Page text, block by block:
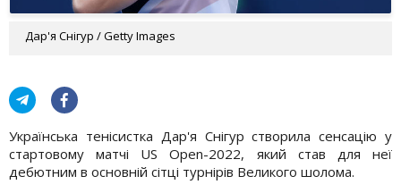
Дар'я Снігур / Getty Images
Українська тенісистка Дар'я Снігур створила сенсацію у
стартовому матчі US Open-2022, який став для неї
дебютним в основній сітці турнірів Великого шолома.